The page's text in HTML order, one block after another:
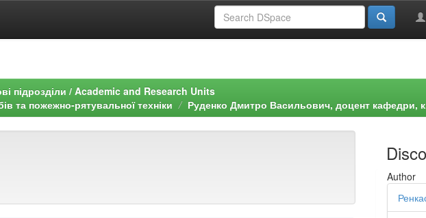
підрозділи / Academic and Research Units
та пожежно-рятувальної техніки
Руденко Дмитро Васильович, доцент кафедри,
Author